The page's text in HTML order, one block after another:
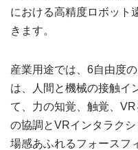
における高精度ロボット
きます。
産業用途では、6自由度
は、人間と機械の接触イ
て、力の知覚、触覚、
の協調とVRインタラク
場感あふれるフォースフ